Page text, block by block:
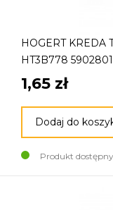
HOGERT KREDA
HT3B778
1,65 zł
Dodaj do
Produkt dostępny